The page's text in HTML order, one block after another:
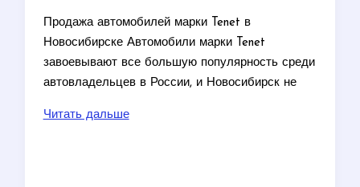
Продажа автомобилей марки Tenet в
Новосибирске Автомобили марки Tenet
завоевывают все большую популярность среди
автовладельцев в России, и Новосибирск не
Tenet
Читать дальше